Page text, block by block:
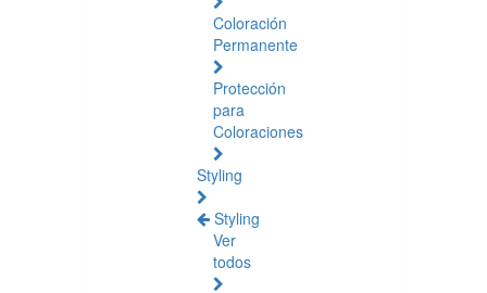
Coloración
Permanente
Protección
para
Coloraciones
Styling
Styling
Ver
todos